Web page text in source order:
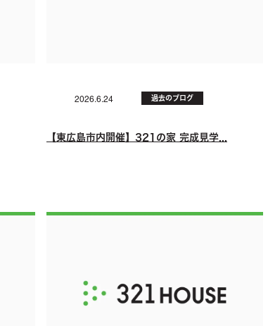
2026.6.24 過去のブログ
【東広島市内開催】321の家 完成見学...